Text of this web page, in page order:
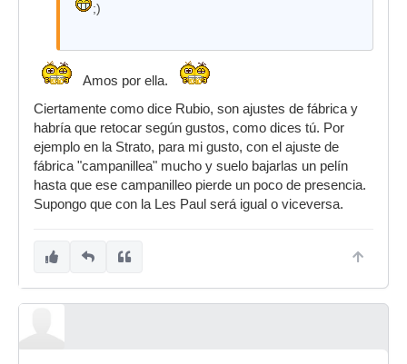
;)
Amos por ella.
Ciertamente como dice Rubio, son ajustes de fábrica y
habría que retocar según gustos, como dices tú. Por
ejemplo en la Strato, para mi gusto, con el ajuste de
fábrica "campanillea" mucho y suelo bajarlas un pelín
hasta que ese campanilleo pierde un poco de presencia.
Supongo que con la Les Paul será igual o viceversa.